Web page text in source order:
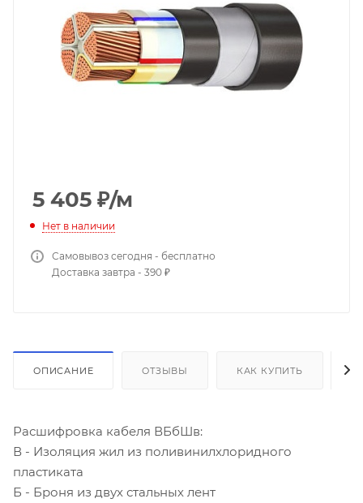
5 405 ₽/м
Нет в наличии
Самовывоз сегодня - бесплатно
Доставка завтра - 390 ₽
ОПИСАНИЕ ОТЗЫВЫ КАК КУПИТЬ
Расшифровка кабеля ВБбШв:
В - Изоляция жил из поливинилхлоридного
пластиката
Б - Броня из двух стальных лент